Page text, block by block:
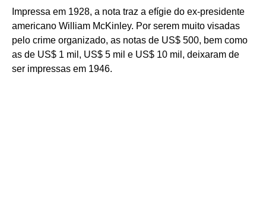
Impressa em 1928, a nota traz a efígie do ex-presidente
americano William McKinley. Por serem muito visadas
pelo crime organizado, as notas de US$ 500, bem como
as de US$ 1 mil, US$ 5 mil e US$ 10 mil, deixaram de
ser impressas em 1946.